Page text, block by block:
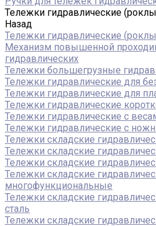
Тележки гидравлические
Назад
Тележки гидравлические
Механизм повышенной
гидравлических
Тележки большегрузные
Тележки гидравлические для
Тележки гидравлические для
Тележки гидравлические
Тележки гидравлические с
Тележки гидравлические с
Тележки складские
Тележки складские
Тележки складские
Тележки складские
многофункциональные
Тележки складские
сталь
Тележки складские